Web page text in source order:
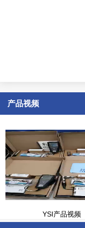
产品视频
YSI产品视频